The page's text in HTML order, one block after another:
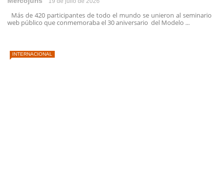
Más de 420 participantes de todo el mundo se unieron al seminario
web público que conmemoraba el 30 aniversario del Modelo ...
INTERNACIONAL